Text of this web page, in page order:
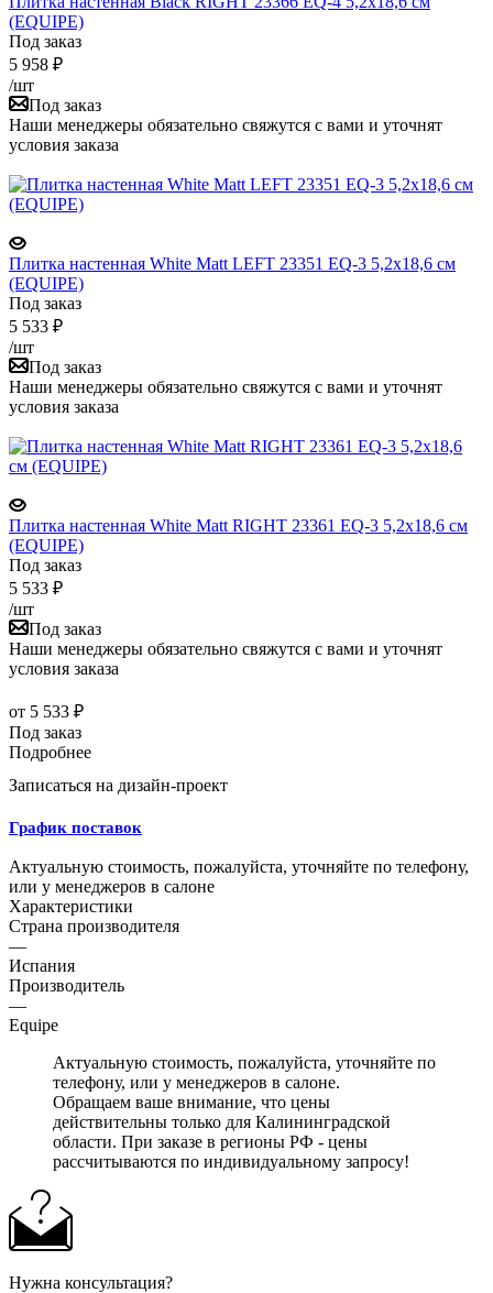
(EQUIPE)
Под заказ
5 958 ₽
/шт
Под заказ
Наши менеджеры обязательно свяжутся с вами и уточнят
условия заказа
Плитка настенная White Matt LEFT 23351 EQ-3 5,2x18,6 см
(EQUIPE)
Под заказ
5 533 ₽
/шт
Под заказ
Наши менеджеры обязательно свяжутся с вами и уточнят
условия заказа
Плитка настенная White Matt RIGHT 23361 EQ-3 5,2x18,6 см
(EQUIPE)
Под заказ
5 533 ₽
/шт
Под заказ
Наши менеджеры обязательно свяжутся с вами и уточнят
условия заказа
от 5 533 ₽
Под заказ
Подробнее
Записаться на дизайн-проект
График поставок
Актуальную стоимость, пожалуйста, уточняйте по телефону,
или у менеджеров в салоне
Характеристики
Страна производителя
—
Испания
Производитель
—
Equipe
Актуальную стоимость, пожалуйста, уточняйте по
телефону, или у менеджеров в салоне.
Обращаем ваше внимание, что цены
действительны только для Калининградской
области. При заказе в регионы РФ - цены
рассчитываются по индивидуальному запросу!
Нужна консультация?